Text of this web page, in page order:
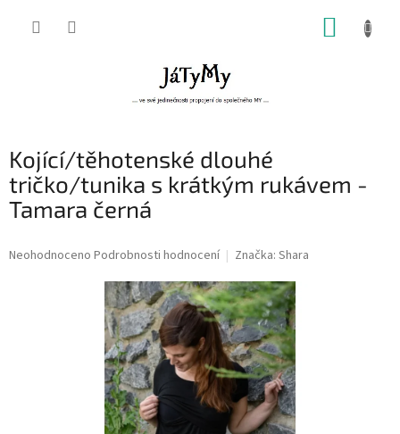
Kojící/těhotenské dlouhé
tričko/tunika s krátkým rukávem -
Tamara černá
Průměrné
Neohodnoceno Podrobnosti hodnocení Značka: Shara